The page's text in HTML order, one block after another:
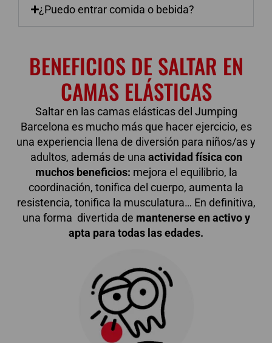
¿Puedo entrar comida o bebida?
BENEFICIOS DE SALTAR EN
CAMAS ELÁSTICAS
Saltar en las camas elásticas del Jumping
Barcelona es mucho más que hacer ejercicio, es
una experiencia llena de diversión para niños/as y
adultos, además de una actividad física con
muchos beneficios: mejora el equilibrio, la
coordinación, tonifica del cuerpo, aumenta la
resistencia, tonifica la musculatura… En definitiva,
una forma divertida de mantenerse en activo y
apta para todas las edades.